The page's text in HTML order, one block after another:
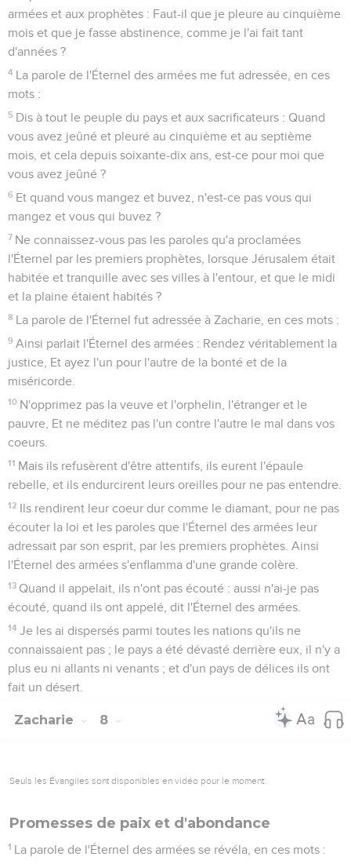
armées et aux prophètes : Faut-il que je pleure au cinquième
mois et que je fasse abstinence, comme je l'ai fait tant
d'années ?
4 La parole de l'Éternel des armées me fut adressée, en ces
mots :
5 Dis à tout le peuple du pays et aux sacrificateurs : Quand
vous avez jeûné et pleuré au cinquième et au septième
mois, et cela depuis soixante-dix ans, est-ce pour moi que
vous avez jeûné ?
6 Et quand vous mangez et buvez, n'est-ce pas vous qui
mangez et vous qui buvez ?
7 Ne connaissez-vous pas les paroles qu'a proclamées
l'Éternel par les premiers prophètes, lorsque Jérusalem était
habitée et tranquille avec ses villes à l'entour, et que le midi
et la plaine étaient habités ?
8 La parole de l'Éternel fut adressée à Zacharie, en ces mots :
9 Ainsi parlait l'Éternel des armées : Rendez véritablement la
justice, Et ayez l'un pour l'autre de la bonté et de la
miséricorde.
10 N'opprimez pas la veuve et l'orphelin, l'étranger et le
pauvre, Et ne méditez pas l'un contre l'autre le mal dans vos
coeurs.
11 Mais ils refusèrent d'être attentifs, ils eurent l'épaule
rebelle, et ils endurcirent leurs oreilles pour ne pas entendre.
12 Ils rendirent leur coeur dur comme le diamant, pour ne pas
écouter la loi et les paroles que l'Éternel des armées leur
adressait par son esprit, par les premiers prophètes. Ainsi
l'Éternel des armées s'enflamma d'une grande colère.
13 Quand il appelait, ils n'ont pas écouté : aussi n'ai-je pas
écouté, quand ils ont appelé, dit l'Éternel des armées.
14 Je les ai dispersés parmi toutes les nations qu'ils ne
connaissaient pas ; le pays a été dévasté derrière eux, il n'y a
plus eu ni allants ni venants ; et d'un pays de délices ils ont
fait un désert.
Zacharie 8
Seuls les Évangiles sont disponibles en vidéo pour le moment.
Promesses de paix et d'abondance
1 La parole de l'Éternel des armées se révéla, en ces mots :